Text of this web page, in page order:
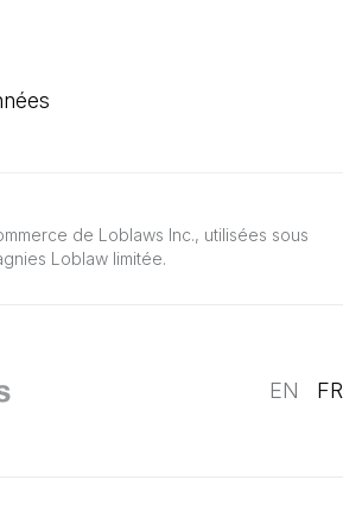
de Loblaws Inc., utilisées sous
Loblaw limitée.
EN FR